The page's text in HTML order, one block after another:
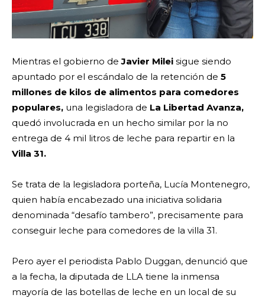
Mientras el gobierno deJavier Milei sigue siendo
apuntado por el escándalo de la retención de 5
millones de kilos de alimentos para comedores
populares, una legisladora de La Libertad Avanza,
quedó involucrada en un hecho similar por la no
entrega de 4 mil litros de leche para repartir en la
Villa 31.
Se trata de la legisladora porteña, Lucía Montenegro,
quien había encabezado una iniciativa solidaria
denominada “desafío tambero”, precisamente para
conseguir leche para comedores de la villa 31.
Pero ayer el periodista Pablo Duggan, denunció que
a la fecha, la diputada de LLA tiene la inmensa
mayoría de las botellas de leche en un local de su